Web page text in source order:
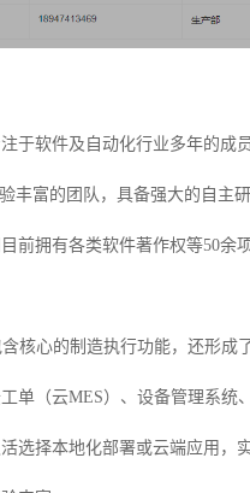
于软件及自动化行业多年的成
丰富的团队，具备强大的自主
前拥有各类软件著作权等50余
核心的制造执行功能，还形
单（云MES）、设备管理系统
选择本地化部署或云端应用，